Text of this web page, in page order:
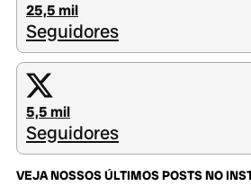
25,5 mil
Seguidores
5,5 mil
Seguidores
VEJA NOSSOS ÚLTIMOS POSTS NO